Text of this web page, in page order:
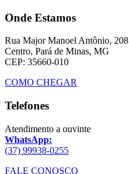
Onde Estamos
Rua Major Manoel Antônio, 208
Centro, Pará de Minas, MG
CEP: 35660-010
COMO CHEGAR
Telefones
Atendimento a ouvinte
WhatsApp:
(37) 99938-0255
FALE CONOSCO